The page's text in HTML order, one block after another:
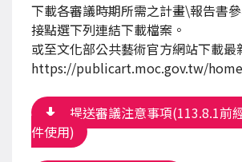
下載各審議時期所需之計畫\報告書
接點選下列連結下載檔案。
或至文化部公共藝術官方網站下載最
https://publicart.moc.gov.tw/
提送審議注意事項(113.8.1前
件使用)